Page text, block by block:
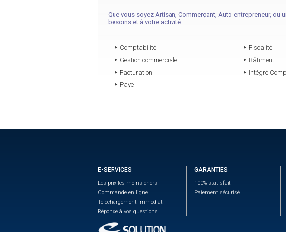
Que vous soyez Artisan, Commerçant, Auto-entrepreneur, ou
besoins et à votre activité.
Comptabilité
Gestion commerciale
Facturation
Paye
Fiscalité
Bâtiment
Intégré
E-SERVICES
Les prix les moins chers
Commande en ligne
Téléchargement immédiat
Réponse à vos questions
GARANTIES
100% statisfait
Paiement sécurisé